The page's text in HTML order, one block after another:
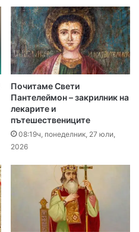
Почитаме Свети
Пантелеймон – закрилник на
лекарите и
пътешествениците
08:19ч, понеделник, 27 юли,
2026